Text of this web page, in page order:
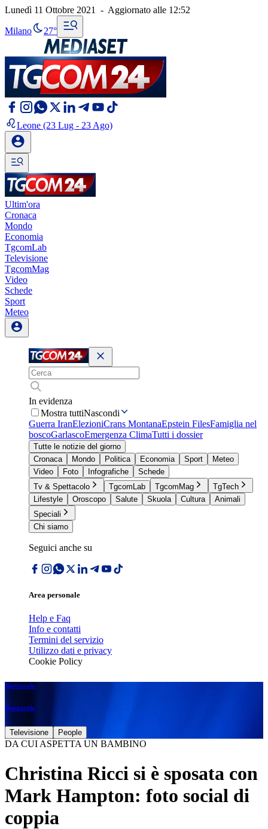
Lunedì 11 Ottobre 2021 - Aggiornato alle 12:52
Milano 27°
Leone (23 Lug - 23 Ago)
Ultim'ora
Cronaca
Mondo
Economia
TgcomLab
Televisione
TgcomMag
Video
Schede
Sport
Meteo
In evidenza
Mostra tuttiNascondi
Guerra IranElezioniCrans MontanaEpstein FilesFamiglia nel
boscoGarlascoEmergenza ClimaTutti i dossier
Tutte le notizie del giorno
Cronaca
Mondo Politica Economia Sport
Meteo
Video
Foto Infografiche
Schede
Tv & Spettacolo
TgcomLab TgcomMag
TgTech
Lifestyle
Oroscopo Salute Skuola Cultura
Animali
Speciali
Chi siamo
Seguici anche su
Area personale
Help e Faq
Info e contatti
Termini del servizio
Utilizzo dati e privacy
Cookie Policy
Spettacolo
Spettacolo
Televisione People
DA CUI ASPETTA UN BAMBINO
Christina Ricci si è sposata con
Mark Hampton: foto social di
coppia